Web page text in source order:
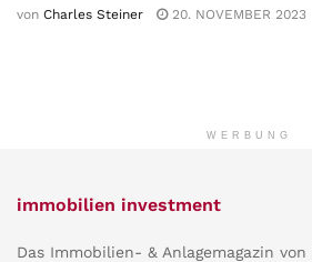
von Charles Steiner 20. NOVEMBER 2023
WERBUNG
immobilien investment
Das Immobilien- & Anlagemagazin von